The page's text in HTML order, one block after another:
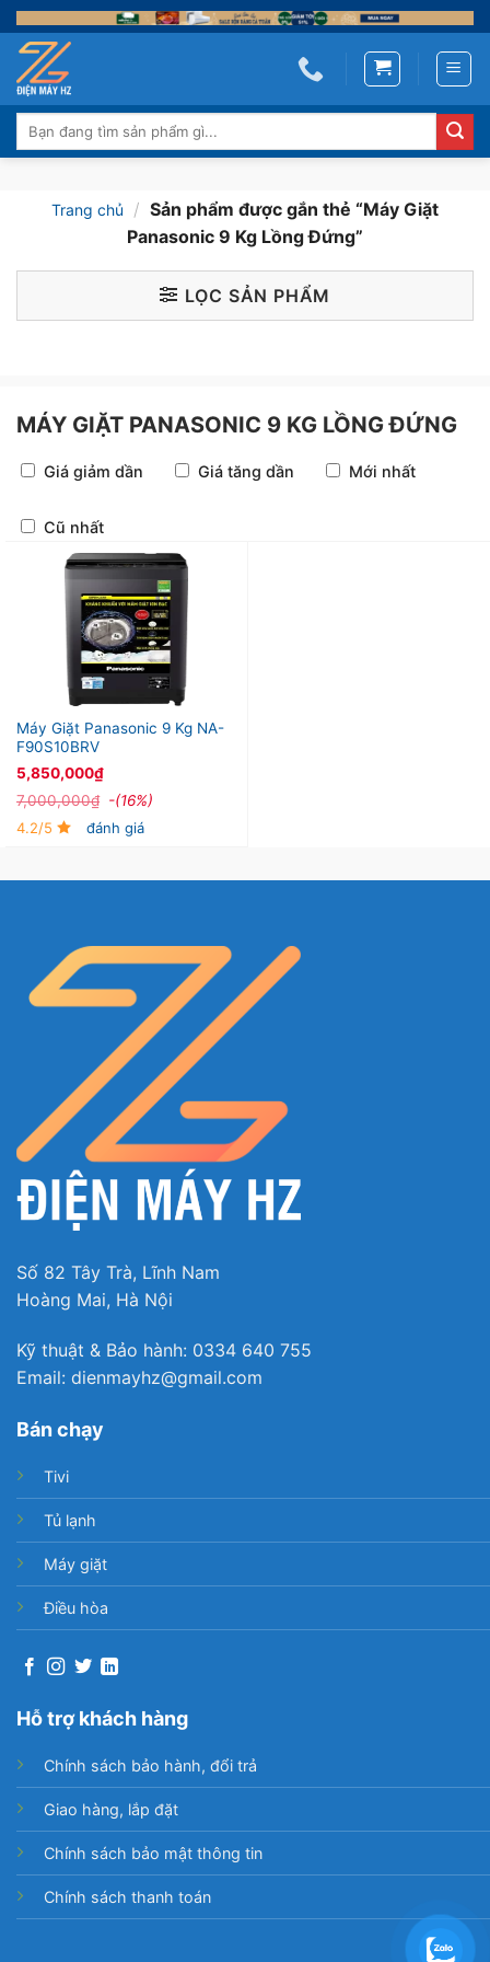
Skip
to
content
Tìm
kiếm:
Trang chủ / Sản phẩm được gắn thẻ “Máy Giặt
Panasonic 9 Kg Lồng Đứng”
LỌC SẢN PHẨM
MÁY GIẶT PANASONIC 9 KG LỒNG ĐỨNG
Giá giảm dần Giá tăng dần Mới nhất
Cũ nhất
Máy Giặt Panasonic 9 Kg NA-
F90S10BRV
5,850,000₫
7,000,000₫ -(16%)
4.2/5
đánh giá
Số 82 Tây Trà, Lĩnh Nam
Hoàng Mai, Hà Nội
Kỹ thuật & Bảo hành: 0334 640 755
Email: dienmayhz@gmail.com
Bán chạy
Tivi
Tủ lạnh
Máy giặt
Điều hòa
Hỗ trợ khách hàng
Chính sách bảo hành, đổi trả
Giao hàng, lắp đặt
Chính sách bảo mật thông tin
Chính sách thanh toán